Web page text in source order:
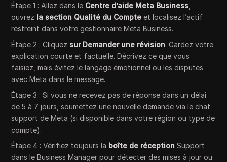
Étape 1 : Allez dans le Centre d’aide Meta Business
ouvrez la section Qualité du Compte et localisez l’actif
restreint dans votre gestionnaire Meta Business.
Étape 2 : Cliquez sur Demander une révision. Gardez votre
explication courte et factuelle. Décrivez ce que vous
faisiez, mais évitez le langage émotionnel ou les disputes
avec Meta dans le message.
Étape 3 : Si vous ne recevez pas de réponse dans un délai
de 5 à 7 jours, soumettez une nouvelle demande via le chat
support de Meta (si disponible dans votre région ou type de
compte).
Étape 4 : Vérifiez toujours la boîte de réception Support
dans le Business Manager pour détecter des mises à jour ou